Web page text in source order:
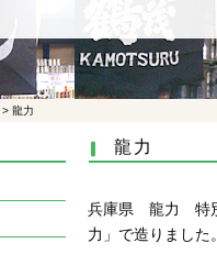
> 龍力
龍力
兵庫県 龍力 特別
力」で造りました